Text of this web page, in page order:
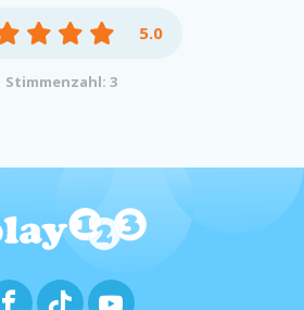
5.0
Stimmenzahl: 3